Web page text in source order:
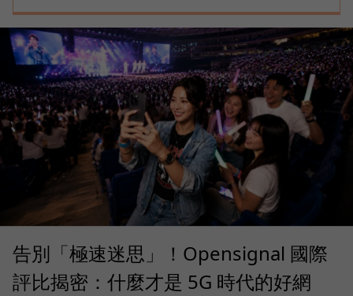
告別「極速迷思」！Opensignal 國際
評比揭密：什麼才是 5G 時代的好網